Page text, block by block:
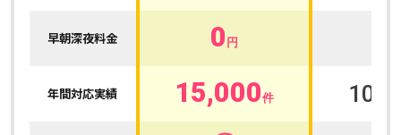
早朝深夜料金 0 円
年間対応実績 15,000件